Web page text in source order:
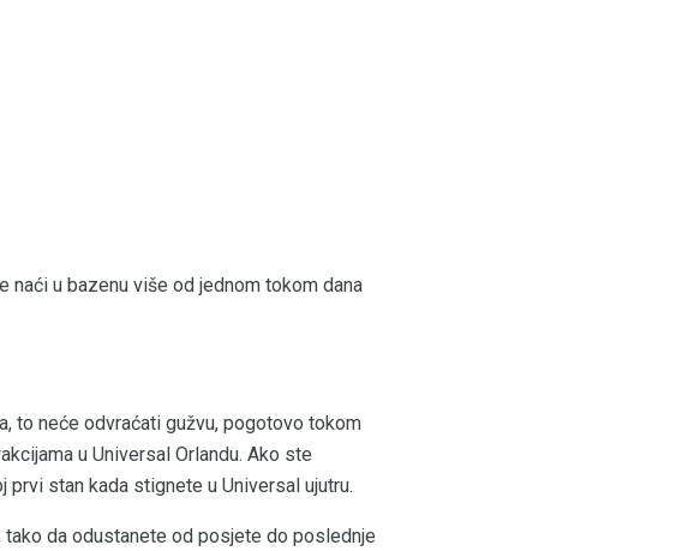
naći u bazenu više od jednom tokom dana
to neće odvraćati gužvu, pogotovo tokom
u Universal Orlandu. Ako ste
stan kada stignete u Universal ujutru.
da odustanete od posjete do poslednje